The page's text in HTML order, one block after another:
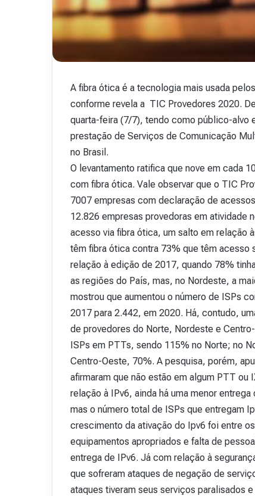
A fibra ótica é a tecnologia mais usada
conforme revela a TIC Provedores 2020.
quarta-feira (7/7), tendo como público-alvo
prestação de Serviços de Comunicação
no Brasil.
O levantamento ratifica que nove em cada
com fibra ótica. Vale observar que o TIC
7007 empresas com declaração de
12.826 empresas provedoras em atividade
acesso via fibra ótica, um salto em relação
têm fibra ótica contra 73% que têm
relação à edição de 2017, quando 78%
as regiões do País, mas, no Nordeste, a
mostrou que aumentou o número de ISPs
2017 para 2.442, em 2020. Há, contudo,
de provedores do Norte, Nordeste e
ISPs em PTTs, sendo 115% no Norte; no
Centro-Oeste, 70%. A pesquisa, porém,
afirmaram que não estão em algum PTT
relação à IPv6, ainda há uma menor
mas o número total de ISPs que entregam
crescimento da ativação do Ipv6 foi entre
equipamentos apropriados e falta de
entrega de IPv6. Já com relação à
que sofreram ataques de negação de
ataques tiveram seus serviços paralisados